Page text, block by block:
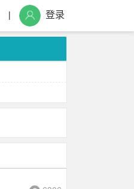
| 登录